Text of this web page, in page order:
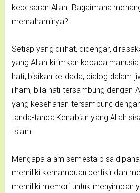
kebesaran Allah. Bagaimana
memahaminya?
Setiap yang dilihat, didengar,
yang Allah kirimkan kepada
hati, bisikan ke dada, dialog dalam
ilham, bila hati tersambung dengan
yang keseharian tersambung
tanda-tanda Kenabian yang Allah
Islam.
Mengapa alam semesta bisa
memiliki kemampuan berfikir dan
memiliki memori untuk menyimpan